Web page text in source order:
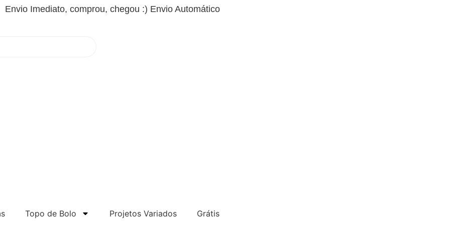
Envio Imediato, comprou, chegou :) Envio Automático
Topo de Bolo Projetos Variados Grátis